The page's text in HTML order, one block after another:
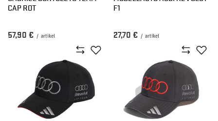
CAP ROT
57,90 € / artikel
F1
27,70 € / artikel